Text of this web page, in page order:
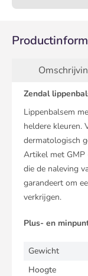
Zendal
Lippenbalsem
heldere kleuren.
dermatologisch
Artikel met GMP
die de naleving
garandeert om
verkrijgen.
Plus- en
Gewicht
Hoogte